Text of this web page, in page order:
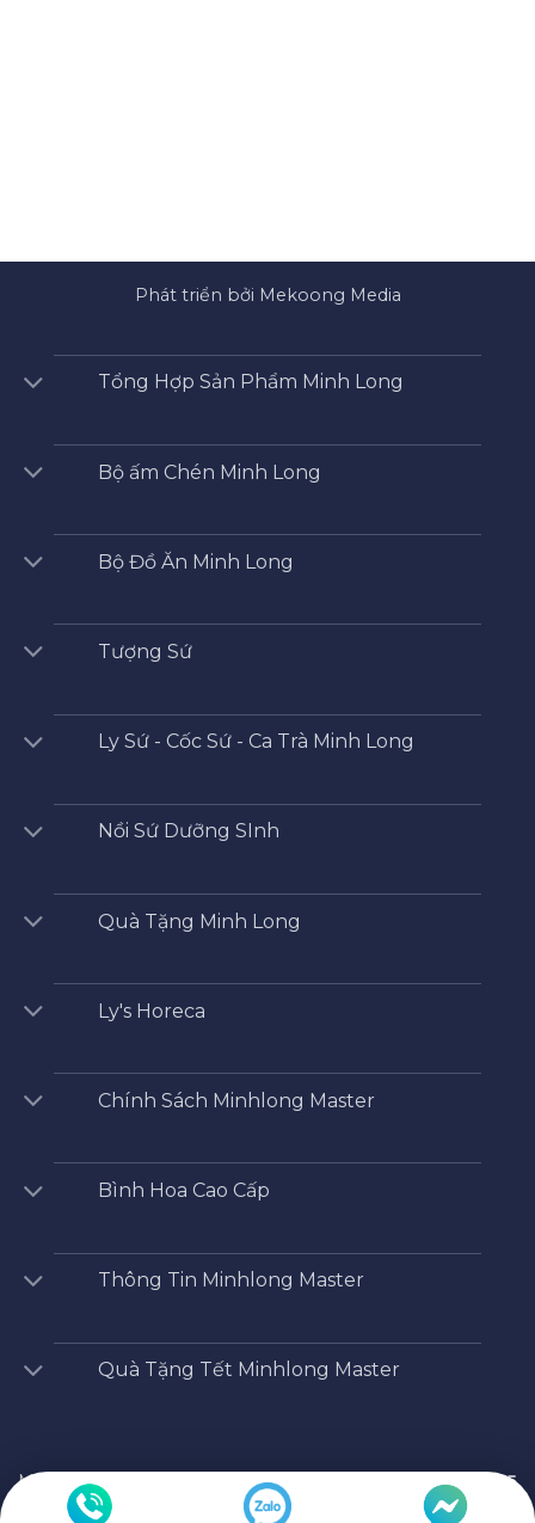
Phát triển bởi Mekoong Media
Tổng Hợp Sản Phẩm Minh Long
Bộ ấm Chén Minh Long
Bộ Đồ Ăn Minh Long
Tượng Sứ
Ly Sứ - Cốc Sứ - Ca Trà Minh Long
Nồi Sứ Dưỡng SInh
Quà Tặng Minh Long
Ly's Horeca
Chính Sách Minhlong Master
Bình Hoa Cao Cấp
Thông Tin Minhlong Master
Quà Tặng Tết Minhlong Master
Minhlong Master /Bộ Chén Sứ - Dĩa -Tô/
Tô 15
cm – Hoàng Cung – Hồn Việt